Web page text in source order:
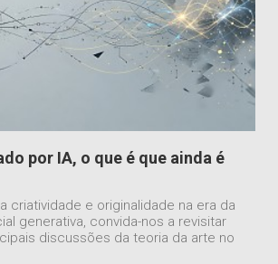
por IA, o que é que ainda é
criatividade e originalidade na era da
generativa, convida-nos a revisitar
discussões da teoria da arte no